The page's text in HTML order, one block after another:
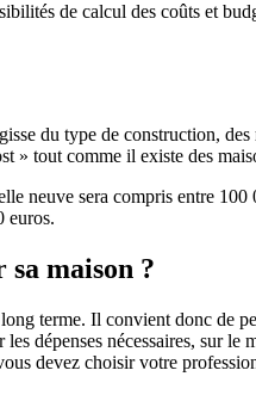
de calcul des coûts et
du type de construction,
» tout comme il existe des
neuve sera compris entre
euros.
maison ?
terme. Il convient donc de
dépenses nécessaires, sur
devez choisir votre